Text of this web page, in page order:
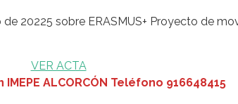
20225 sobre ERASMUS+ Proyecto de
VER ACTA
ALCORCÓN Teléfono 916648415